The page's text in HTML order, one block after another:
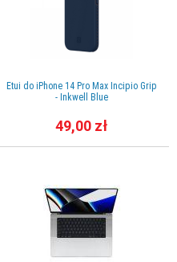
Etui do iPhone 14 Pro Max Incipio Grip
- Inkwell Blue
49,00 zł